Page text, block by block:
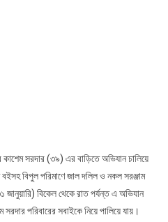
জব্দ
কাশেম সরদার (৩৯) এর বাড়িতে অভিযান চালিয়ে
বিপুল পরিমাণে জাল দলিল ও নকল সরঞ্জাম
জানুয়ারি) বিকেল থেকে রাত পর্যন্ত এ অভিযান
পরিবারের সবাইকে নিয়ে পালিয়ে যায়।